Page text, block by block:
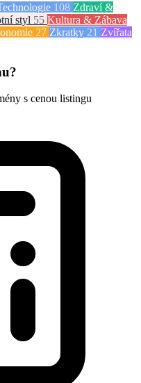
108 Zdraví &
styl 55 Kultura & Zábava
27 Zkratky 21 Zvířata
s cenou listingu